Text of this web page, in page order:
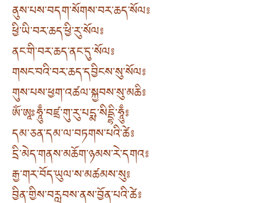
ནུས་པས་བདག་སོགས་བར་ཆད་སོལ༔
ཕྱི་ཡི་བར་ཆད་ཕྱི་རུ་སོལ༔
ནང་གི་བར་ཆད་ནང་དུ་སོལ༔
གསང་བའི་བར་ཆད་དབྱིངས་སུ་སོལ༔
གུས་པས་ཕྱག་འཚལ་སྐྱབས་སུ་མཆི༔
ཨོཾ་ཨཱཿཧཱུྃ་བཛྲ་གུ་རུ་པདྨ་སིདྡྷི་ཧཱུྃ༔
དམ་ཅན་དམ་ལ་བཏགས་པའི་ཚེ༔
དྲི་མེད་གནས་མཆོག་ཉམས་རེ་དགའ༔
རྒྱ་གར་བོད་ཡུལ་ས་མཚམས་སུ༔
བྱིན་གྱིས་བརླབས་ནས་བྱོན་པའི་ཚེ༔